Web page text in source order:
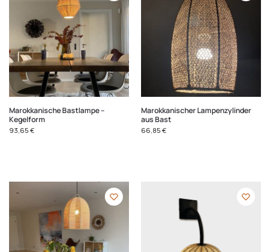
Marokkanische Bastlampe –
Kegelform
93,65 €
Marokkanischer Lampenzylinder
aus Bast
66,85 €